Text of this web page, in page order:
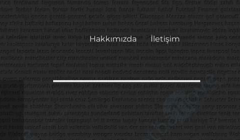
Hakkımızda İletişim